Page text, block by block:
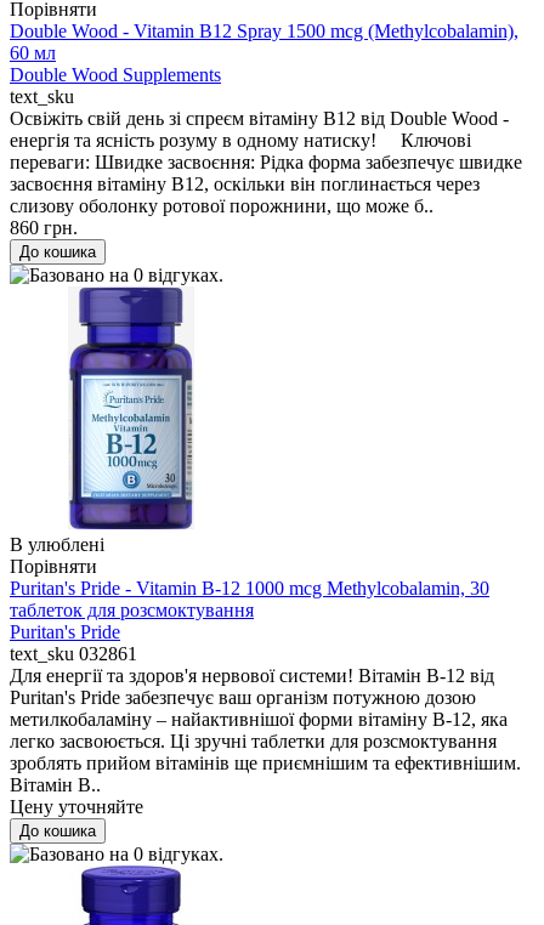
Порівняти
Double Wood - Vitamin B12 Spray 1500 mcg (Methylcobalamin),
60 мл
Double Wood Supplements
text_sku
Освіжіть свій день зі спреєм вітаміну B12 від Double Wood -
енергія та ясність розуму в одному натиску! Ключові
переваги: Швидке засвоєння: Рідка форма забезпечує швидке
засвоєння вітаміну B12, оскільки він поглинається через
слизову оболонку ротової порожнини, що може б..
860 грн.
В улюблені
Порівняти
Puritan's Pride - Vitamin B-12 1000 mcg Methylcobalamin, 30
таблеток для розсмоктування
Puritan's Pride
text_sku 032861
Для енергії та здоров'я нервової системи! Вітамін B-12 від
Puritan's Pride забезпечує ваш організм потужною дозою
метилкобаламіну – найактивнішої форми вітаміну B-12, яка
легко засвоюється. Ці зручні таблетки для розсмоктування
зроблять прийом вітамінів ще приємнішим та ефективнішим.
Вітамін B..
Цену уточняйте